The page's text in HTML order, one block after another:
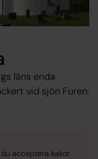
läns enda
vid sjön Furen.
acceptera kakor